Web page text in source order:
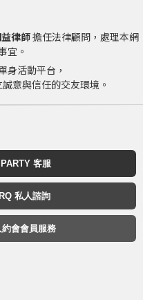
律師擔任法律顧問，處理本網
宜。
身活動平台，
意與信任的交友環境。
客服
私人諮詢
會會員服務